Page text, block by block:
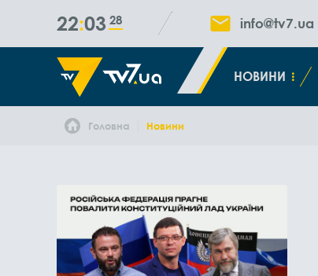
22 03 28 info@tv7.ua
НОВИНИ
Головна Новини